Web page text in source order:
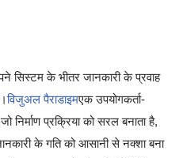
सिस्टम के भीतर जानकारी के प्रवाह
विजुअल पैराडाइमएक उपयोगकर्ता-
प्रक्रिया को सरल बनाता है,
के गति को आसानी से नक्शा बना